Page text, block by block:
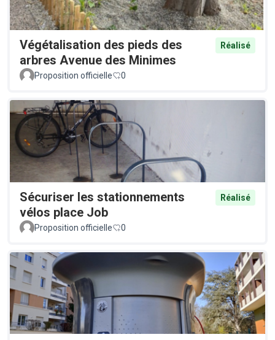
Végétalisation des pieds des
arbres Avenue des Minimes
Réalisé
Proposition officielle 0
Sécuriser les stationnements
vélos place Job
Réalisé
Proposition officielle 0